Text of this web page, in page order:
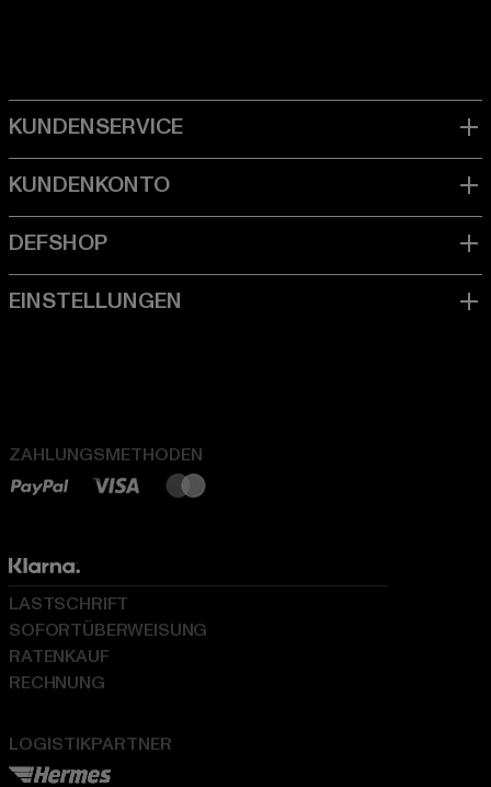
ZAHLUNGSMETHODEN
LOGISTIKPARTNER
LASTSCHRIFT
SOFORTÜBERWEISUNG
RATENKAUF
RECHNUNG